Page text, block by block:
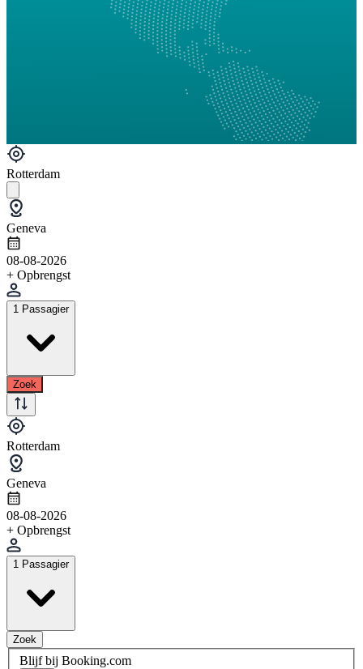
Rotterdam
Geneva
08-08-2026
+ Opbrengst
1 Passagier
Zoek
Rotterdam
Geneva
08-08-2026
+ Opbrengst
1 Passagier
Zoek
Blijf bij Booking.com